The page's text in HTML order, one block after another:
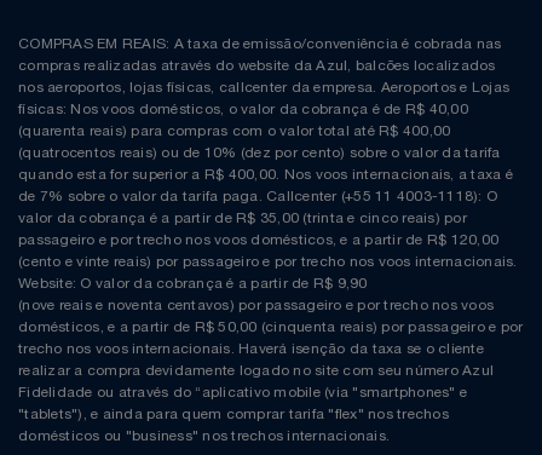
COMPRAS EM REAIS: A taxa de emissão/conveniência é cobrada nas
compras realizadas através do website da Azul, balcões localizados
nos aeroportos, lojas físicas, callcenter da empresa. Aeroportos e Lojas
físicas: Nos voos domésticos, o valor da cobrança é de R$ 40,00
(quarenta reais) para compras com o valor total até R$ 400,00
(quatrocentos reais) ou de 10% (dez por cento) sobre o valor da tarifa
quando esta for superior a R$ 400,00. Nos voos internacionais, a taxa é
de 7% sobre o valor da tarifa paga. Callcenter (+55 11 4003-1118): O
valor da cobrança é a partir de R$ 35,00 (trinta e cinco reais) por
passageiro e por trecho nos voos domésticos, e a partir de R$ 120,00
(cento e vinte reais) por passageiro e por trecho nos voos internacionais.
Website: O valor da cobrança é a partir de R$ 9,90
(nove reais e noventa centavos) por passageiro e por trecho nos voos
domésticos, e a partir de R$ 50,00 (cinquenta reais) por passageiro e por
trecho nos voos internacionais. Haverá isenção da taxa se o cliente
realizar a compra devidamente logado no site com seu número Azul
Fidelidade ou através do “aplicativo mobile (via "smartphones" e
"tablets"), e ainda para quem comprar tarifa "flex" nos trechos
domésticos ou "business" nos trechos internacionais.